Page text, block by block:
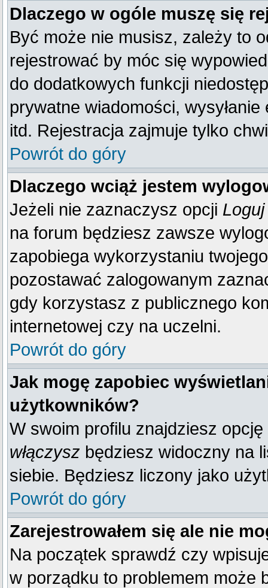
Dlaczego w ogóle muszę się
Być może nie musisz, zależy to
rejestrować by móc się
do dodatkowych funkcji
prywatne wiadomości,
itd. Rejestracja zajmuje tylko
Powrót do góry
Dlaczego wciąż jestem
Jeżeli nie zaznaczysz opcji
na forum będziesz zawsze
zapobiega wykorzystaniu
pozostawać zalogowanym
gdy korzystasz z publicznego
internetowej czy na uczelni.
Powrót do góry
Jak mogę zapobiec
użytkowników?
W swoim profilu znajdziesz opcję
włączysz będziesz widoczny na
siebie. Będziesz liczony jako
Powrót do góry
Zarejestrowałem się ale nie
Na początek sprawdź czy
w porządku to problemem może